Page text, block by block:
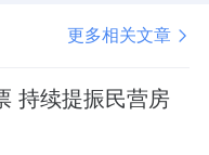
更多相关文章
持续提振民营房